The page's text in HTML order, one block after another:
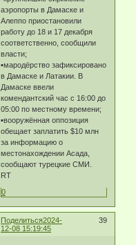
аэропорты в Дамаске и
Алеппо приостановили
работу до 18 и 17 декабря
соответственно, сообщили
власти;
▪️мародёрство зафиксировано
в Дамаске и Латакии. В
Дамаске ввели
комендантский час с 16:00 до
05:00 по местному времени;
▪️вооружённая оппозиция
обещает заплатить $10 млн
за информацию о
местонахождении Асада,
сообщают турецкие СМИ.
RT
0
Поделиться 39
2024-
12-08 15:19:45